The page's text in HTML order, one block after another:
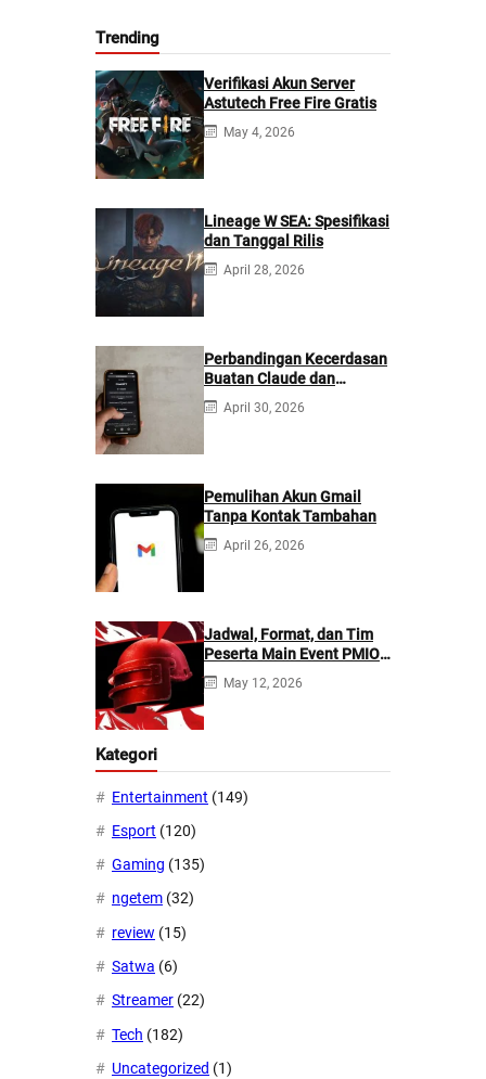
Trending
Verifikasi Akun Server
Astutech Free Fire Gratis
May 4, 2026
Lineage W SEA: Spesifikasi
dan Tanggal Rilis
April 28, 2026
Perbandingan Kecerdasan
Buatan Claude dan
ChatGPT: Mana yang
Lebih Baik?
April 30, 2026
Pemulihan Akun Gmail
Tanpa Kontak Tambahan
April 26, 2026
Jadwal, Format, dan Tim
Peserta Main Event PMIO
2026
May 12, 2026
Kategori
Entertainment (149)
Esport (120)
Gaming (135)
ngetem (32)
review (15)
Satwa (6)
Streamer (22)
Tech (182)
Uncategorized (1)